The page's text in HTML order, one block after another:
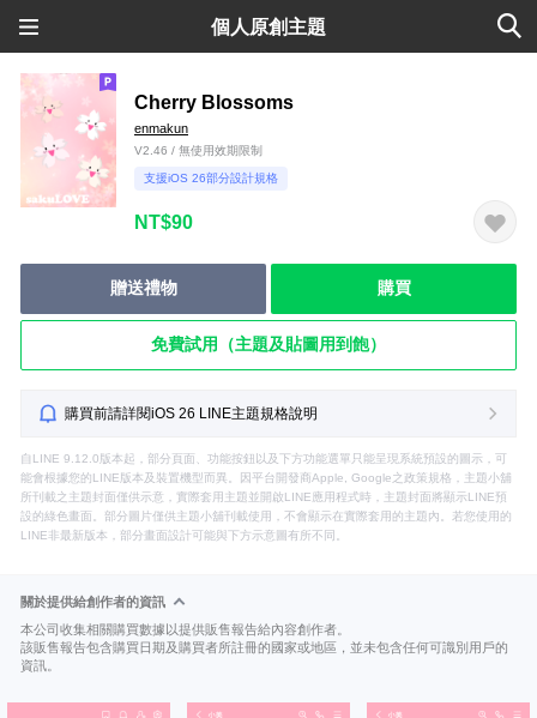
個人原創主題
Cherry Blossoms
enmakun
V2.46 / 無使用效期限制
支援iOS 26部分設計規格
NT$90
贈送禮物 購買
免費試用（主題及貼圖用到飽）
購買前請詳閱iOS 26 LINE主題規格說明
自LINE 9.12.0版本起，部分頁面、功能按鈕以及下方功能選單只能呈現系統預設的圖示，可
能會根據您的LINE版本及裝置機型而異。因平台開發商Apple, Google之政策規格，主題小舖
所刊載之主題封面僅供示意，實際套用主題並開啟LINE應用程式時，主題封面將顯示LINE預
設的綠色畫面。部分圖片僅供主題小舖刊載使用，不會顯示在實際套用的主題內。若您使用的
LINE非最新版本，部分畫面設計可能與下方示意圖有所不同。
關於提供給創作者的資訊
本公司收集相關購買數據以提供販售報告給內容創作者。
該販售報告包含購買日期及購買者所註冊的國家或地區，並未包含任何可識別用戶的
資訊。